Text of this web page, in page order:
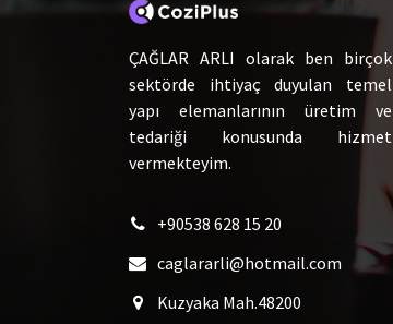
ÇAĞLAR ARLI olarak ben birçok
sektörde ihtiyaç duyulan temel
yapı elemanlarının üretim ve
tedariği konusunda hizmet
vermekteyim.
+90538 628 15 20
caglararli@hotmail.com
Kuzyaka Mah.48200